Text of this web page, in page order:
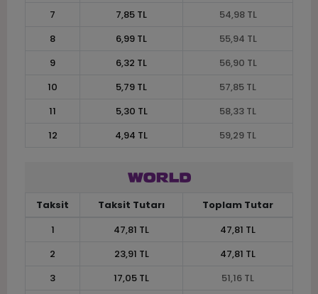
7
7,85 TL
54,98 TL
8
6,99 TL
55,94 TL
9
6,32 TL
56,90 TL
10
5,79 TL
57,85 TL
11
5,30 TL
58,33 TL
12
4,94 TL 59,29 TL
Taksit Taksit Tutarı
Toplam Tutar
1
47,81 TL
47,81 TL
2
23,91 TL
47,81 TL
3
17,05 TL
51,16 TL